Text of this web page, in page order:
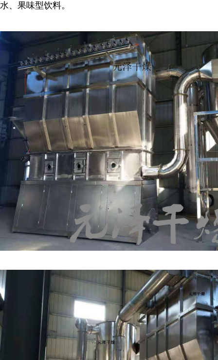
水、果味型饮料。